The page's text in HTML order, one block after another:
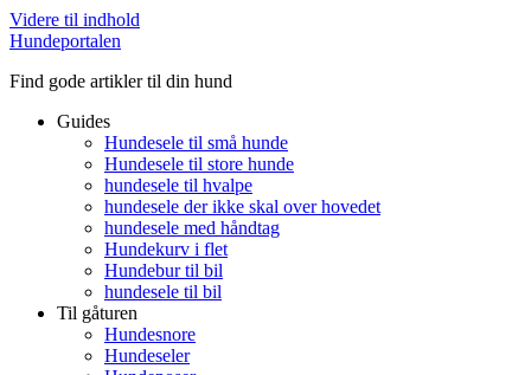
Videre til indhold
Hundeportalen
Find gode artikler til din hund
Guides
Hundesele til små hunde
Hundesele til store hunde
hundesele til hvalpe
hundesele der ikke skal over hovedet
hundesele med håndtag
Hundekurv i flet
Hundebur til bil
hundesele til bil
Til gåturen
Hundesnore
Hundeseler